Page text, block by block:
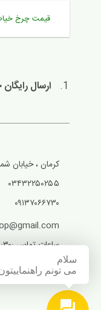
قیمت چرخ
ارسال
کرمان ، خیابان
۰۳۴۳۲۲۵۰۲۵۵
۰۹۱۳۷۰۶۶۷۳۰
ساعات تماس :۸:۳۰ الی ۱۳:۰۰ و ۱۷:۰۰ الی ۲۰:۳۰
سلام
می تونم